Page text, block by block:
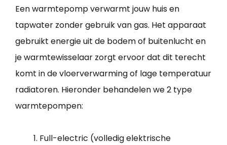
Een warmtepomp verwarmt jouw huis en
tapwater zonder gebruik van gas. Het apparaat
gebruikt energie uit de bodem of buitenlucht en
je warmtewisselaar zorgt ervoor dat dit terecht
komt in de vloerverwarming of lage temperatuur
radiatoren. Hieronder behandelen we 2 type
warmtepompen:
Full-electric (volledig elektrische